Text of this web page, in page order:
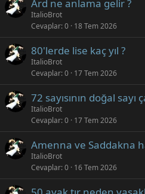
Ard ne anlama gelir ?
ItalioBrot
Cevaplar 0 18 Tem 2026
80'lerde lise kaç yıl ?
ItalioBrot
Cevaplar 0 17 Tem 2026
72 sayısının doğal
ItalioBrot
Cevaplar 0 17 Tem 2026
Amenna ve Saddakna
ItalioBrot
Cevaplar 0 16 Tem 2026